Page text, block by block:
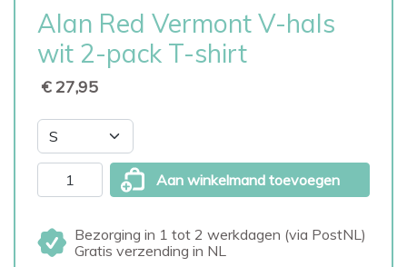
Alan Red Vermont V-hals
wit 2-pack T-shirt
€ 27,95
Aan winkelmand toevoegen
Bezorging in 1 tot 2 werkdagen (via PostNL)
Gratis verzending in NL